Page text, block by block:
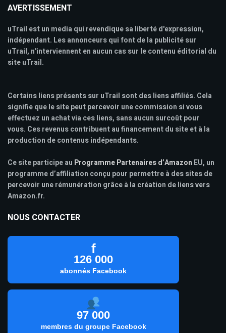
AVERTISSEMENT
uTrail est un media qui revendique sa liberté d'expression,
indépendant. Les annonceurs qui font de la publicité sur
uTrail, n'interviennent en aucun cas sur le contenu éditorial du
site uTrail.
Certains liens présents sur uTrail sont des liens affiliés. Cela
signifie que le site peut percevoir une commission si vous
effectuez un achat via ces liens, sans aucun surcoût pour
vous. Ces revenus contribuent au financement du site et à la
production de contenus indépendants.
Ce site participe au Programme Partenaires d’Amazon EU, un
programme d’affiliation conçu pour permettre à des sites de
percevoir une rémunération grâce à la création de liens vers
Amazon.fr.
NOUS CONTACTER
f
126 000
abonnés Facebook
97 000
membres du groupe Facebook